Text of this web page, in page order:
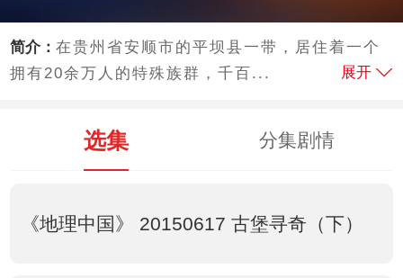
简介：在贵州省安顺市的平坝县一带，居住着一个
拥有20余万人的特殊族群，千百...
展开
选集 分集剧情
《地理中国》 20150617 古堡寻奇（下）